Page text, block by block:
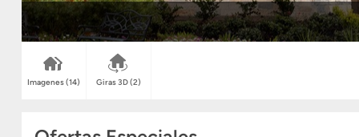
Imagenes(14) Giras 3D(2)